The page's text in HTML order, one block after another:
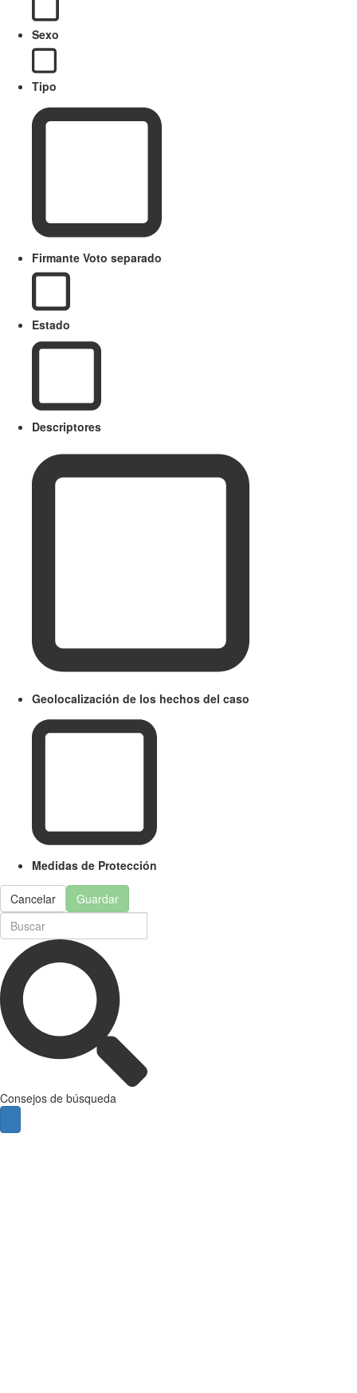
Sexo
Tipo
Firmante Voto separado
Estado
Descriptores
Geolocalización de los hechos del caso
Medidas de Protección
Cancelar Guardar
Consejos de búsqueda